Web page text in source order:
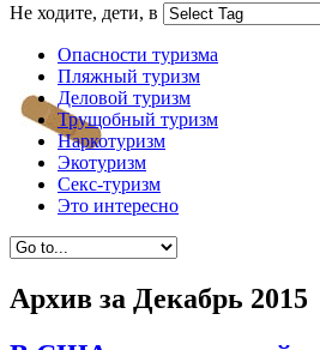
Не ходите, дети, в
Опасности туризма
Пляжный туризм
Деловой туризм
Трущобный туризм
Наркотуризм
Экотуризм
Секс-туризм
Это интересно
Архив за Декабрь 2015